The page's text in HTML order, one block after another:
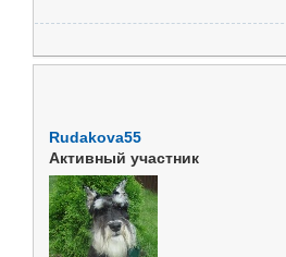
Rudakova55
Активный участник